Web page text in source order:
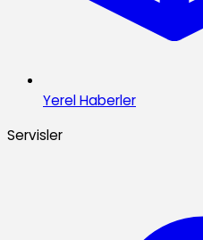
Yerel Haberler
Servisler